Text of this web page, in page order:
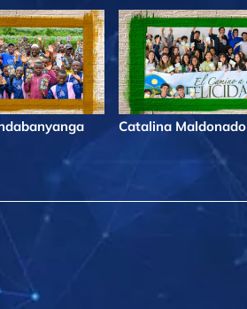
Catalina Maldonado